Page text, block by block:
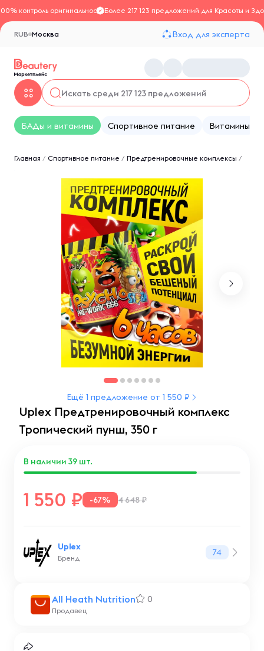
контроль оригинальностиБолее 217 123 предложений для Красоты и
Москва
RUB Вход для эксперта
БАДы и витамины Спортивное питание Витамины
Главная / Спортивное питание / Предтренировочные комплексы /
Ещё 1 предложение от 1 550 ₽
Uplex Предтренировочный комплекс
Тропический пунш, 350 г
All Heath Nutrition 0
Продавец
1 550 -67% 4 648 ₽
В наличии 39 шт.
Uplex
Бренд
74